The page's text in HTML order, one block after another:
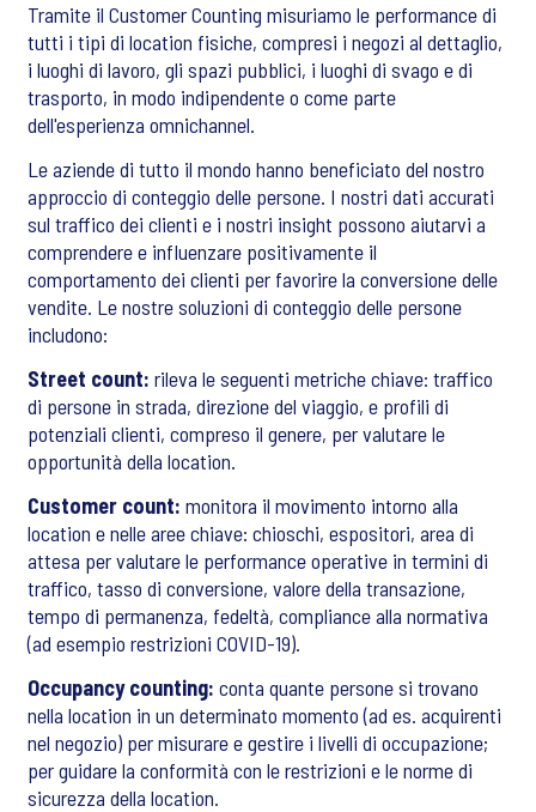
Tramite il Customer Counting misuriamo le performance di
tutti i tipi di location fisiche, compresi i negozi al dettaglio,
i luoghi di lavoro, gli spazi pubblici, i luoghi di svago e di
trasporto, in modo indipendente o come parte
dell'esperienza omnichannel.
Le aziende di tutto il mondo hanno beneficiato del nostro
approccio di conteggio delle persone. I nostri dati accurati
sul traffico dei clienti e i nostri insight possono aiutarvi a
comprendere e influenzare positivamente il
comportamento dei clienti per favorire la conversione delle
vendite. Le nostre soluzioni di conteggio delle persone
includono:
Street count: rileva le seguenti metriche chiave: traffico
di persone in strada, direzione del viaggio, e profili di
potenziali clienti, compreso il genere, per valutare le
opportunità della location.
Customer count: monitora il movimento intorno alla
location e nelle aree chiave: chioschi, espositori, area di
attesa per valutare le performance operative in termini di
traffico, tasso di conversione, valore della transazione,
tempo di permanenza, fedeltà, compliance alla normativa
(ad esempio restrizioni COVID-19).
Occupancy counting: conta quante persone si trovano
nella location in un determinato momento (ad es. acquirenti
nel negozio) per misurare e gestire i livelli di occupazione;
per guidare la conformità con le restrizioni e le norme di
sicurezza della location.